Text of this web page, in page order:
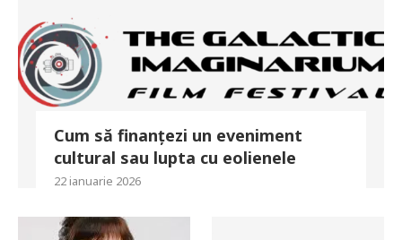
Cum să finanțezi un eveniment
cultural sau lupta cu eolienele
22 ianuarie 2026